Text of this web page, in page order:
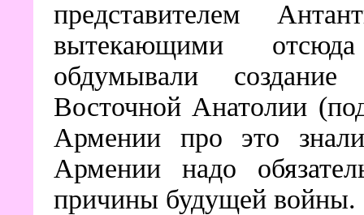
представителем
вытекающими
обдумывали
Восточной Анатолии
Армении про это
Армении надо
причины будущей